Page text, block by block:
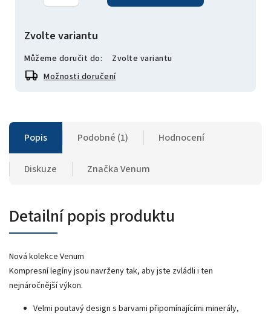
Zvolte variantu
Můžeme doručit do:
Zvolte variantu
Možnosti doručení
Popis Podobné (1) Hodnocení
Diskuze ZnačkaVenum
Detailní popis produktu
Nová kolekce Venum
Kompresní legíny jsou navrženy tak, aby jste zvládli i ten
nejnáročnější výkon.
Velmi poutavý design s barvami připomínajícími minerály,